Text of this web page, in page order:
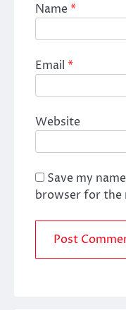
Name*
Email *
Website
Save my
browser for the